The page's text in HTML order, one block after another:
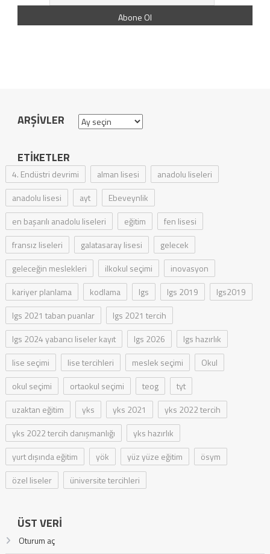
ARŞIVLER Arşivler
ETIKETLER
4. Endüstri devrimi alman lisesi
anadolu liseleri
anadolu lisesi
ayt
Ebeveynlik
en başarılı anadolu liseleri
eğitim
fen lisesi
fransız liseleri
galatasaray lisesi
gelecek
geleceğin meslekleri
ilkokul seçimi
inovasyon
kariyer planlama
kodlama lgs lgs 2019
lgs2019
lgs 2021 taban puanlar
lgs 2021 tercih
lgs 2024 yabancı liseler kayıt
lgs 2026
lgs hazırlık
lise seçimi
lise tercihleri meslek seçimi
Okul
okul seçimi
ortaokul seçimi teog
tyt
uzaktan eğitim
yks yks 2021
yks 2022 tercih
yks 2022 tercih danışmanlığı
yks hazırlık
yurt dışında eğitim
yök yüz yüze eğitim
ösym
özel liseler
üniversite tercihleri
ÜST VERI
Oturum aç